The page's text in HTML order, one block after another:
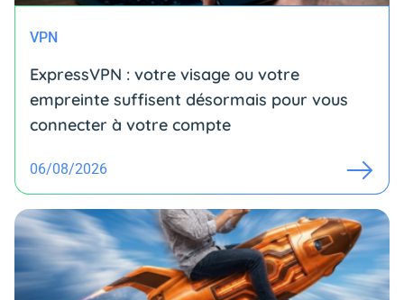
VPN
ExpressVPN : votre visage ou votre
empreinte suffisent désormais pour vous
connecter à votre compte
06/08/2026